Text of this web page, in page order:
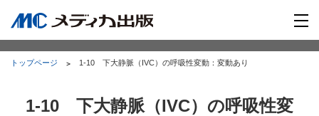
トップページ 1-10 下大静脈（IVC）の呼吸性変動：変動あり
1-10 下大静脈（IVC）の呼吸性変